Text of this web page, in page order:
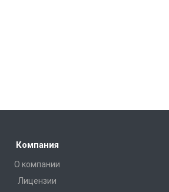
Компания
О компании
Лицензии